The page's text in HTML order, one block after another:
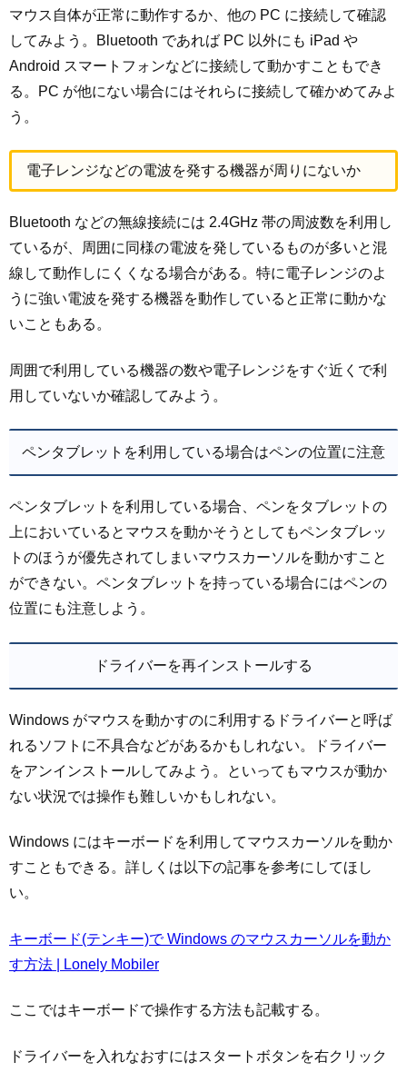
マウス自体が正常に動作するか、他の PC に接続して確認
してみよう。Bluetooth であれば PC 以外にも iPad や
Android スマートフォンなどに接続して動かすこともでき
る。PC が他にない場合にはそれらに接続して確かめてみよ
う。
電子レンジなどの電波を発する機器が周りにないか
Bluetooth などの無線接続には 2.4GHz 帯の周波数を利用し
ているが、周囲に同様の電波を発しているものが多いと混
線して動作しにくくなる場合がある。特に電子レンジのよ
うに強い電波を発する機器を動作していると正常に動かな
いこともある。
周囲で利用している機器の数や電子レンジをすぐ近くで利
用していないか確認してみよう。
ペンタブレットを利用している場合はペンの位置に注意
ペンタブレットを利用している場合、ペンをタブレットの
上においているとマウスを動かそうとしてもペンタブレッ
トのほうが優先されてしまいマウスカーソルを動かすこと
ができない。ペンタブレットを持っている場合にはペンの
位置にも注意しよう。
ドライバーを再インストールする
Windows がマウスを動かすのに利用するドライバーと呼ば
れるソフトに不具合などがあるかもしれない。ドライバー
をアンインストールしてみよう。といってもマウスが動か
ない状況では操作も難しいかもしれない。
Windows にはキーボードを利用してマウスカーソルを動か
すこともできる。詳しくは以下の記事を参考にしてほし
い。
キーボード(テンキー)で Windows のマウスカーソルを動か
す方法 | Lonely Mobiler
ここではキーボードで操作する方法も記載する。
ドライバーを入れなおすにはスタートボタンを右クリック